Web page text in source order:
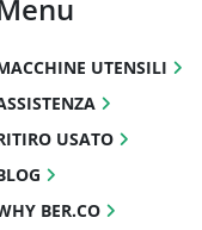
UTENSILI
USATO
BER.CO